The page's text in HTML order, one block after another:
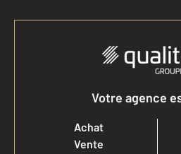
Votre agence
Achat
Vente